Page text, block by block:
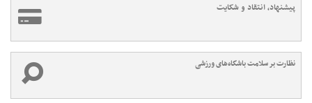
پیشنهاد، انتقاد و شکایت
نظارت بر سلامت باشگاه‌های ورزشی